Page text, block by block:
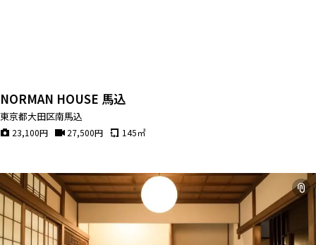
NORMAN HOUSE 馬込
東京都大田区南馬込
23,100円 27,500円 145㎡